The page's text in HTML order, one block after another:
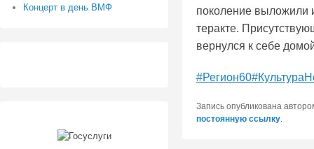
поколение выложили
теракте.
вернулся к себе
#Регион60
Запись опубликована
постоянную ссылку
Концерт в день ВМФ